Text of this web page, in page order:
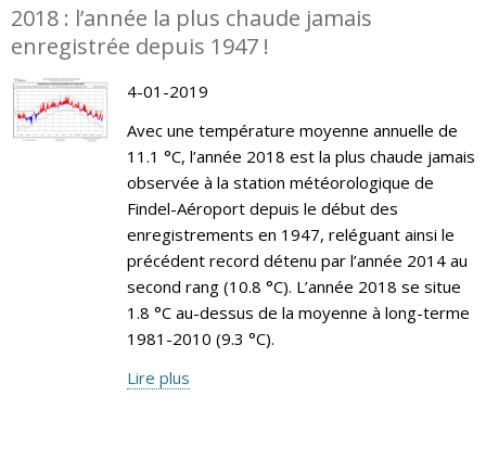
2018 : l’année la plus chaude jamais
enregistrée depuis 1947 !
4-01-2019
Avec une température moyenne annuelle de
11.1 °C, l’année 2018 est la plus chaude jamais
observée à la station météorologique de
Findel-Aéroport depuis le début des
enregistrements en 1947, reléguant ainsi le
précédent record détenu par l’année 2014 au
second rang (10.8 °C). L’année 2018 se situe
1.8 °C au-dessus de la moyenne à long-terme
1981-2010 (9.3 °C).
Lire plus